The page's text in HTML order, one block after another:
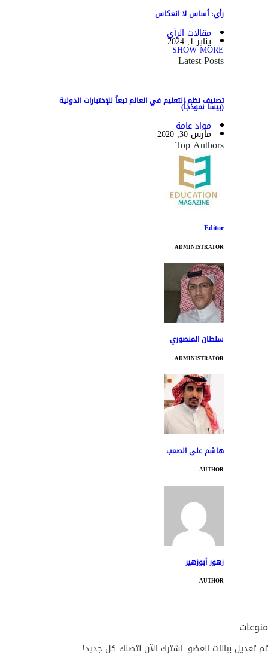
رأي: أساس لا انعكاس
مقالات الرأي
يناير 1, 2024
SHOW MORE
Latest Posts
تصنيف نظم التعليم في العالم تبعاً للإختبارات الدولية
(بيسا نموذجاً)
مواد عامة
مارس 30, 2020
Top Authors
Editor
ADMINISTRATOR
سلطان المنصوري
ADMINISTRATOR
هاشم علي الصعب
AUTHOR
زهور أبوزهير
AUTHOR
منوعات
تم تعديل بيانات العضو. اشترك الآن لتصلك كل جديد!